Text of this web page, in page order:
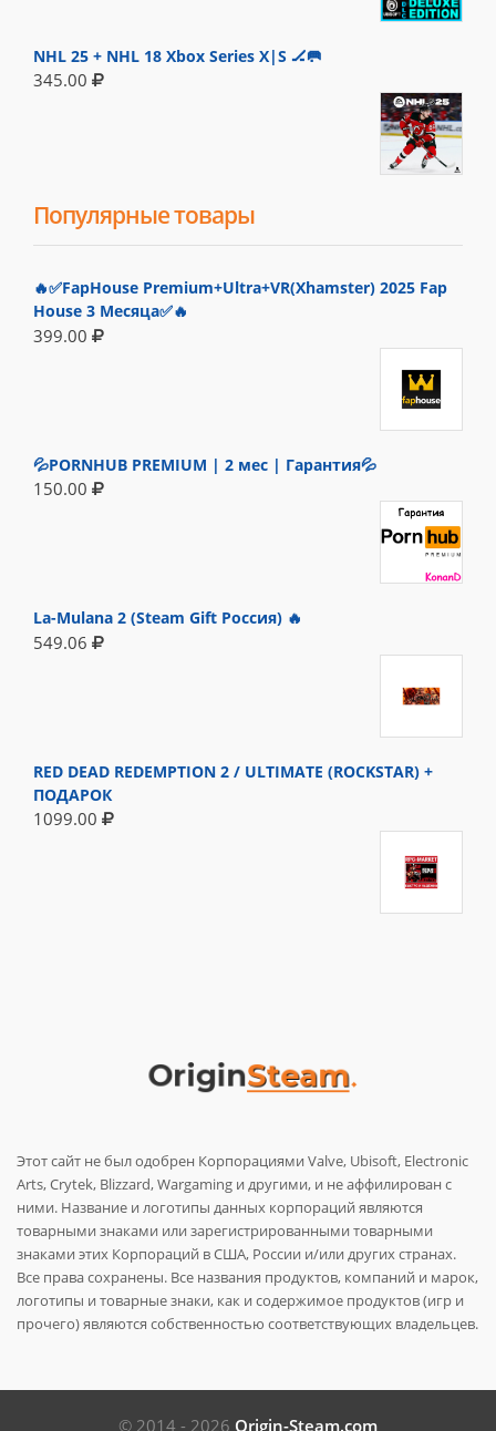
NHL 25 + NHL 18 Xbox Series X|S 🏒🥅
345.00
Популярные товары
🔥✅FapHouse Premium+Ultra+VR(Xhamster) 2025 Fap
House 3 Месяца✅🔥
399.00
💦PORNHUB PREMIUM | 2 мес | Гарантия💦
150.00
La-Mulana 2 (Steam Gift Россия) 🔥
549.06
RED DEAD REDEMPTION 2 / ULTIMATE (ROCKSTAR) +
ПОДАРОК
1099.00
Этот сайт не был одобрен Корпорациями Valve, Ubisoft, Electronic
Arts, Crytek, Blizzard, Wargaming и другими, и не аффилирован с
ними. Название и логотипы данных корпораций являются
товарными знаками или зарегистрированными товарными
знаками этих Корпораций в США, России и/или других странах.
Все права сохранены. Все названия продуктов, компаний и марок,
логотипы и товарные знаки, как и содержимое продуктов (игр и
прочего) являются собственностью соответствующих владельцев.
© 2014 - 2026 Origin-Steam.com